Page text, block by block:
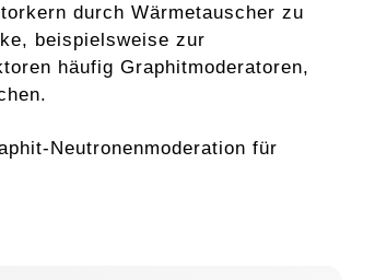
durch Wärmetauscher zu
beispielsweise zur
häufig Graphitmoderatoren,
Neutronenmoderation für